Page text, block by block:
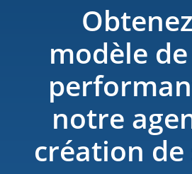
modèle
notre
création de